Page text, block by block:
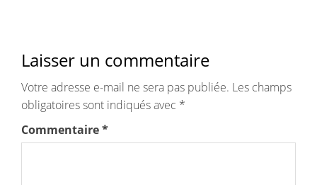
Laisser un commentaire
Votre adresse e-mail ne sera pas publiée. Les champs
obligatoires sont indiqués avec *
Commentaire*